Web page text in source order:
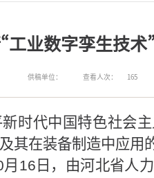
工业数字孪生技
供稿单位： 查看人次： 165
时代中国特色社会
其在装备制造中应用
16日，由河北省人